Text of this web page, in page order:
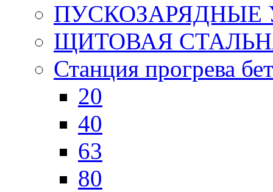
ПУСКОЗАРЯДНЫЕ
ЩИТОВАЯ
Станция прогрева
20
40
63
80